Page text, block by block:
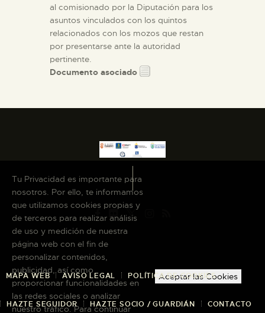
al comisionado por la Diputación para los
asuntos vinculados con los quintos
relacionados con los mozos que restan
por presentarse ante la autoridad
pertinente.
Documento asociado
MAPA WEB AVISO LEGAL POLÍTICA DE COOKIES
HAZTE SEGUIDOR HAZTE SOCIO / GUARDIÁN CONTACTO
Tu Privacidad es importante para
nosotros. Por ello, te informamos
que utilizamos cookies propias y
de terceros para realizar análisis
de uso y medición de nuestra
página web con el fin de
personalizar contenidos,
publicidad, así como
proporcionar funcionalidades en
las redes sociales o analizar
nuestro tráfico. Para continuar
Aceptar las Cookies